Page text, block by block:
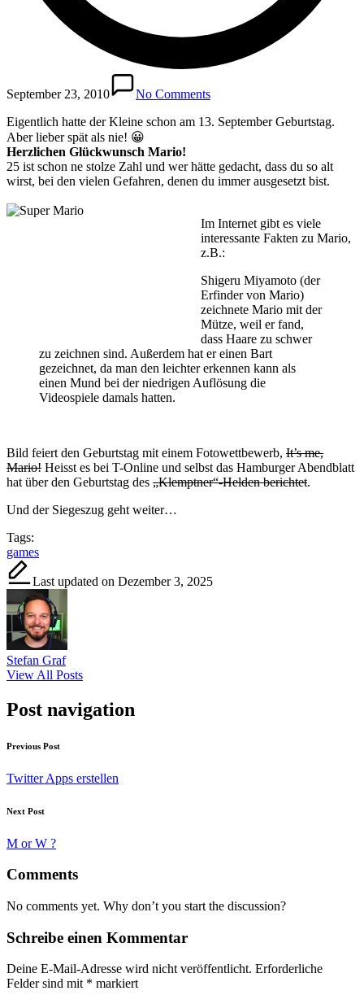
September 23, 2010
No Comments
Eigentlich hatte der Kleine schon am 13. September Geburtstag.
Aber lieber spät als nie! 😀
Herzlichen Glückwunsch Mario!
25 ist schon ne stolze Zahl und wer hätte gedacht, dass du so alt
wirst, bei den vielen Gefahren, denen du immer ausgesetzt bist.
Im Internet gibt es viele
interessante Fakten zu Mario,
z.B.:
Shigeru Miyamoto (der
Erfinder von Mario)
zeichnete Mario mit der
Mütze, weil er fand,
dass Haare zu schwer
zu zeichnen sind. Außerdem hat er einen Bart
gezeichnet, da man den leichter erkennen kann als
einen Mund bei der niedrigen Auflösung die
Videospiele damals hatten.
Bild feiert den Geburtstag mit einem Fotowettbewerb, It’s me,
Mario! Heisst es bei T-Online und selbst das Hamburger Abendblatt
hat über den Geburtstag des „Klemptner“-Helden berichtet.
Und der Siegeszug geht weiter…
Tags:
games
Last updated on Dezember 3, 2025
Stefan Graf
View All Posts
Post navigation
Previous Post
Twitter Apps erstellen
Next Post
M or W ?
Comments
No comments yet. Why don’t you start the discussion?
Schreibe einen Kommentar
Deine E-Mail-Adresse wird nicht veröffentlicht. Erforderliche
Felder sind mit * markiert